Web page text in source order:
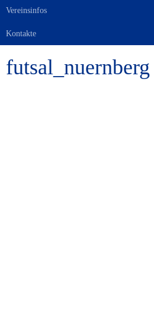
Vereinsinfos
Kontakte
futsal_nuernberg